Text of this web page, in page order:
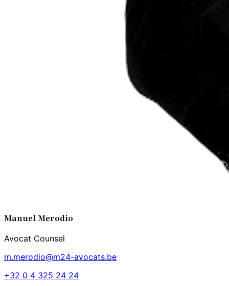
ManuelMerodio
Avocat Counsel
m.merodio@m24-avocats.be
+32 0 4 325 24 24